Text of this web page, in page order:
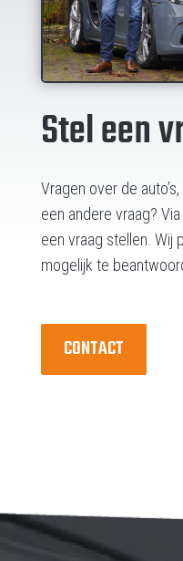
Stel een
Vragen over de
een andere vraag?
een vraag stellen. Wij
mogelijk te
CONTACT